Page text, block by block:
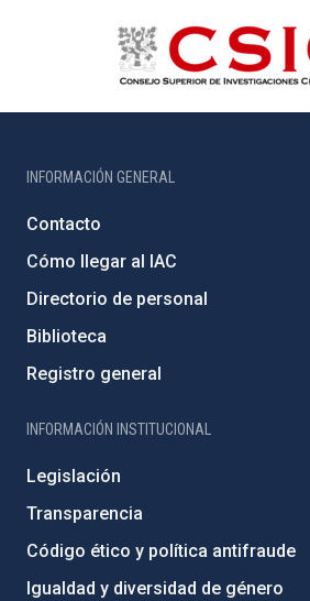
INFORMACIÓN GENERAL
Contacto
Cómo llegar al IAC
Directorio de personal
Biblioteca
Registro general
INFORMACIÓN INSTITUCIONAL
Legislación
Transparencia
Código ético y política antifraude
Igualdad y diversidad de género